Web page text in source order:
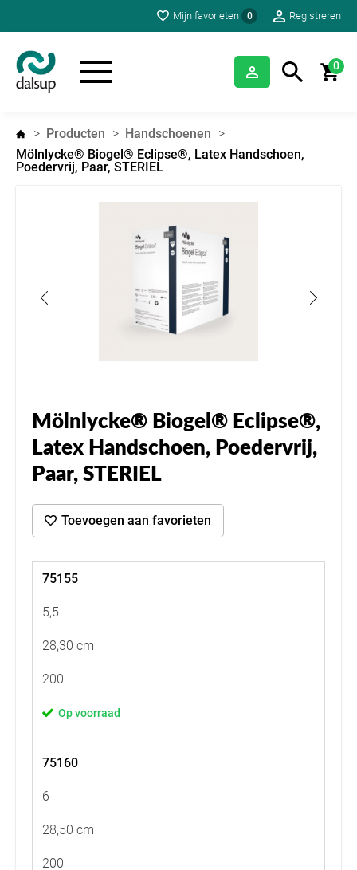
Mijn favorieten 0 Registreren
0
Producten
Handschoenen
Mölnlycke® Biogel® Eclipse®, Latex Handschoen,
Poedervrij, Paar, STERIEL
Mölnlycke® Biogel® Eclipse®,
Latex Handschoen, Poedervrij,
Paar, STERIEL
Toevoegen aan favorieten
75155
5,5
28,30 cm
200
Op voorraad
75160
6
28,50 cm
200